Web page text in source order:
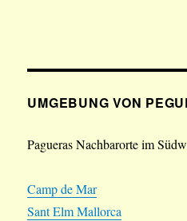
UMGEBUNG VON
Pagueras Nachbarorte im
Camp de Mar
Sant Elm Mallorca